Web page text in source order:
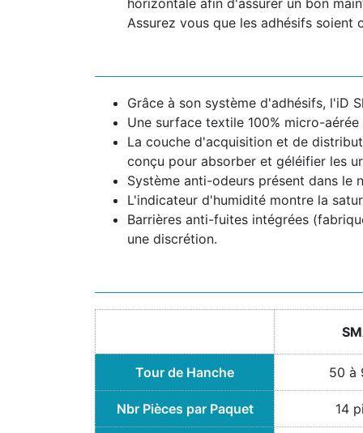
horizontale afin d'assurer un bon
Assurez vous que les adhésifs soient
Grâce à son système d'adhésifs, l'iD
Une surface textile 100% micro-
La couche d'acquisition et de
conçu pour absorber et géléifier les
Système anti-odeurs présent dans le
L'indicateur d'humidité montre la
Barrières anti-fuites intégrées
une discrétion.
Tour de Hanche 50 à
Nbr Pièces par Paquet 14